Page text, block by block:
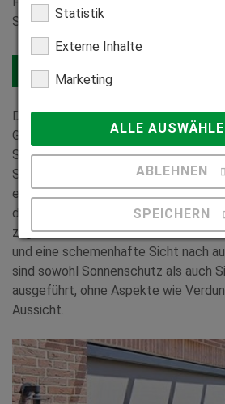
Sondermaßen durchgehend
HEIM & HAUS ZipScreen
Die Verschattung durch einen
Glasflächen zudem einen
Sonnenschutztextil sorgt tagsüber
Sichtschutz, und zwar ohne die
einzuschränken. Denn das
dass es Einblicke von außen am Tag
zugleich aber durch seine leichte
und eine schemenhafte Sicht nach
sind sowohl Sonnenschutz als auch
ausgeführt, ohne Aspekte wie
Aussicht.
Statistik
Externe Inhalte
Marketing
ALLE
ABLEHNEN
SPEICHERN
Details anzeigen
Impressum|